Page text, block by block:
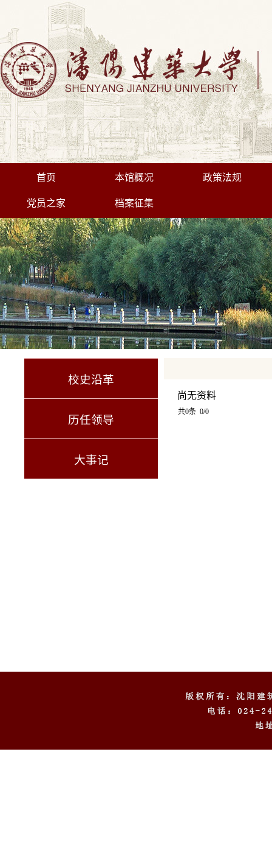
首页 本馆概况 政策法规
党员之家 档案征集
校史沿革
历任领导
大事记
尚无资料
共0条 0/0